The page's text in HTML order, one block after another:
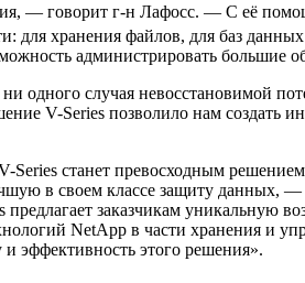
— говорит г-н Лафосс. — С её
для хранения файлов, для баз
администрировать большие
одного случая невосстановимой
V-Series позволило нам создать
станет превосходным
в своем классе защиту данных,
заказчикам уникальную
NetApp в части хранения и
и эффективность этого решения».